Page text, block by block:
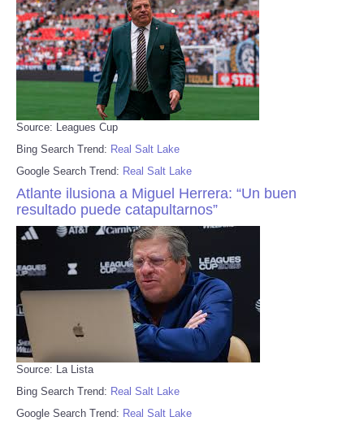
Source: Leagues Cup
Bing Search Trend: Real Salt Lake
Google Search Trend: Real Salt Lake
Atlante ilusiona a Miguel Herrera: “Un buen
resultado puede catapultarnos”
Source: La Lista
Bing Search Trend: Real Salt Lake
Google Search Trend: Real Salt Lake